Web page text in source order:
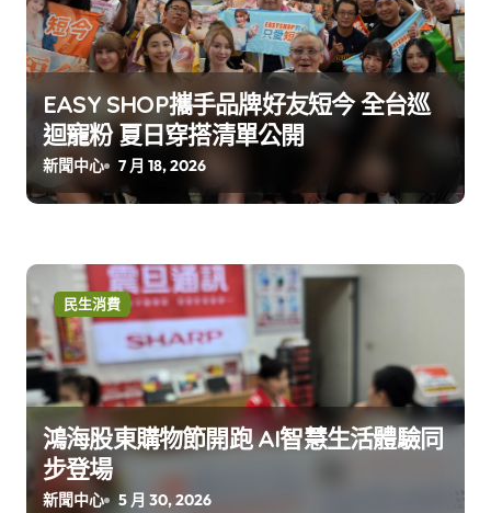
EASY SHOP攜手品牌好友短今 全台巡
迴寵粉 夏日穿搭清單公開
新聞中心 7 月 18, 2026
民生消費
鴻海股東購物節開跑 AI智慧生活體驗同
步登場
新聞中心 5 月 30, 2026